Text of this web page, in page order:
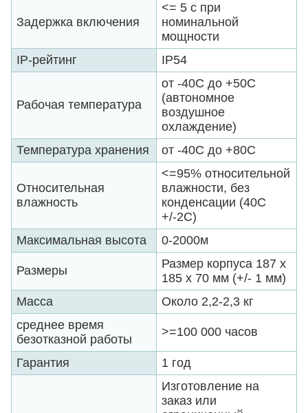
Задержка включения
<= 5 с при
номинальной
мощности
IP-рейтинг
IP54
Рабочая температура
от -40C до +50C
(автономное
воздушное
охлаждение)
Температура хранения
от -40С до +80С
Относительная
влажность
<=95% относительной
влажности, без
конденсации (40C
+/-2C)
Максимальная высота
0-2000м
Размеры
Размер корпуса 187 x
185 x 70 мм (+/- 1 мм)
Масса
Около 2,2-2,3 кг
среднее время
безотказной работы
>=100 000 часов
Гарантия 1 год
Изготовление на
заказ или